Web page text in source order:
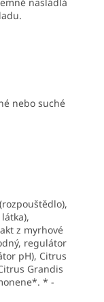
nebo suché
z myrhové
regulátor
pH), Citrus
Grandis
* -